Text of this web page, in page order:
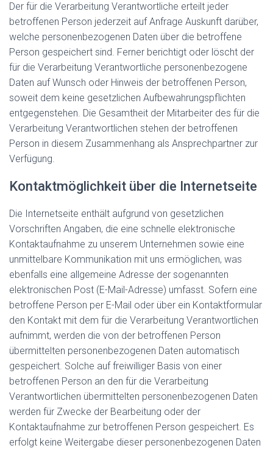
Der für die Verarbeitung Verantwortliche erteilt jeder
betroffenen Person jederzeit auf Anfrage Auskunft darüber,
welche personenbezogenen Daten über die betroffene
Person gespeichert sind. Ferner berichtigt oder löscht der
für die Verarbeitung Verantwortliche personenbezogene
Daten auf Wunsch oder Hinweis der betroffenen Person,
soweit dem keine gesetzlichen Aufbewahrungspflichten
entgegenstehen. Die Gesamtheit der Mitarbeiter des für die
Verarbeitung Verantwortlichen stehen der betroffenen
Person in diesem Zusammenhang als Ansprechpartner zur
Verfügung.
Kontaktmöglichkeit über die Internetseite
Die Internetseite enthält aufgrund von gesetzlichen
Vorschriften Angaben, die eine schnelle elektronische
Kontaktaufnahme zu unserem Unternehmen sowie eine
unmittelbare Kommunikation mit uns ermöglichen, was
ebenfalls eine allgemeine Adresse der sogenannten
elektronischen Post (E-Mail-Adresse) umfasst. Sofern eine
betroffene Person per E-Mail oder über ein Kontaktformular
den Kontakt mit dem für die Verarbeitung Verantwortlichen
aufnimmt, werden die von der betroffenen Person
übermittelten personenbezogenen Daten automatisch
gespeichert. Solche auf freiwilliger Basis von einer
betroffenen Person an den für die Verarbeitung
Verantwortlichen übermittelten personenbezogenen Daten
werden für Zwecke der Bearbeitung oder der
Kontaktaufnahme zur betroffenen Person gespeichert. Es
erfolgt keine Weitergabe dieser personenbezogenen Daten